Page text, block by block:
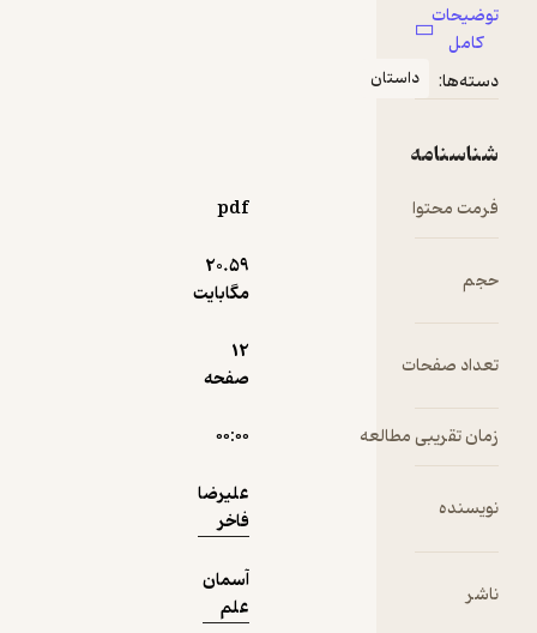
آموزنده
توضیحات
کامل
دسته‌ها:
داستان
شناسنامه
فرمت محتوا pdf
حجم
20.۵۹
مگابایت
تعداد صفحات
صفحه
زمان تقریبی مطالعه ۰۰:۰۰
نویسنده
علیرضا
فاخر
ناشر
آسمان
علم